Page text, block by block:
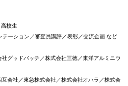
校生
ーション／審査員講評／表彰／交流企画 など
グッドパッチ／株式会社三徳／東洋アルミニウ
会社／東急株式会社／株式会社オハラ／株式会